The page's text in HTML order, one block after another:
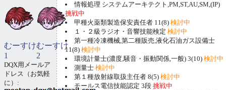
情報処理 システムアーキテクト,PM,ST,AU,SM,(IP)
挑戦中
甲種火薬類製造保安責任者 11(8) 検討中
１・２級ラジオ・音響技能検定 検討中
第一種冷凍機械,第二種販売,液化石油ガス設備士
11(8) 検討中
環境計量士(濃度,騒音・振動関係,一般) 3(10) 検討中
測量士 検討中
第１種放射線取扱主任者 8(5) 検討中
モールス電信技能認定 3段 挑戦中
むーすけ
1
むーすけ
2
DQX用メールア
ドレス（お気軽
に）: